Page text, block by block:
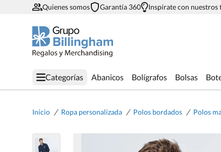
Quienes somos Garantía 360 Inspírate con nuestros
Categorías Abanicos Bolígrafos Bolsas
Inicio / Ropa personalizada / Polos bordados / Polos